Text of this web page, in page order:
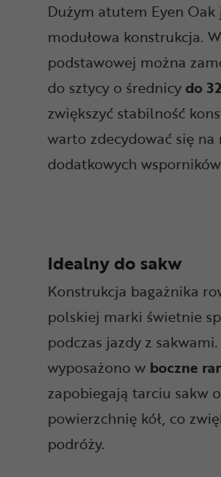
Dużym atutem Eyen Oak
modułowa konstrukcja.
podstawowej można
do sztycy o średnicydo
zwiększyć stabilność
warto zdecydować się na
dodatkowych
Idealny do sakw
Konstrukcja bagażnika
polskiej marki świetnie
podczas jazdy z
wyposażono w boczne
zapobiegają tarciu sakw o
powierzchnię kół, co
podróży.